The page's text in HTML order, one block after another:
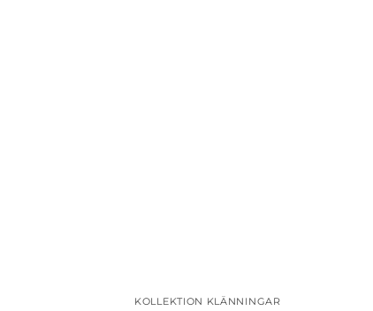
KOLLEKTION KLÄNNINGAR